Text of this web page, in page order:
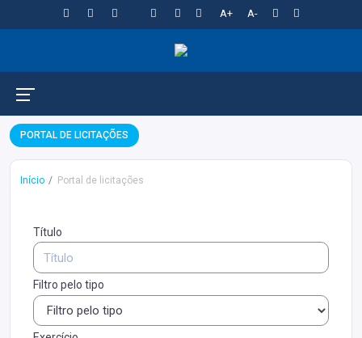
A+ A-
PORTAL DE LICITAÇÕES
Início Portal de licitações
Título
Filtro pelo tipo